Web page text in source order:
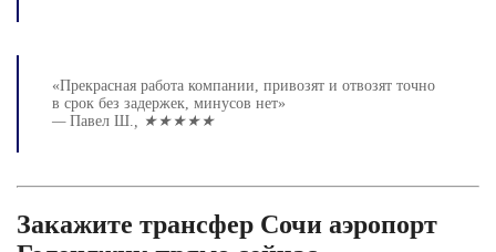
«Прекрасная работа компании, привозят и отвозят точно
в срок без задержек, минусов нет»
— Павел Ш., ★★★★★
Закажите трансфер Сочи аэропорт